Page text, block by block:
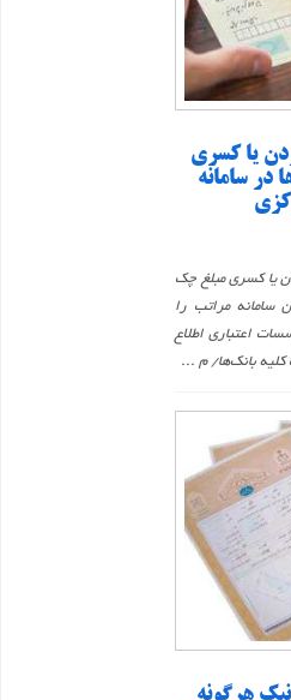
یا کسری
در سامانه
یا کسری مبلغ چک
سامانه مراتب را
اعتباری اطلاع